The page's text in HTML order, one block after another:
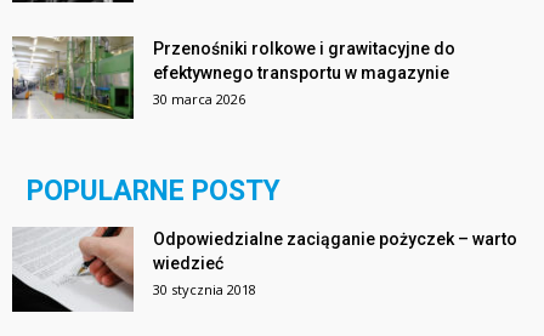
Przenośniki rolkowe i grawitacyjne do
efektywnego transportu w magazynie
30 marca 2026
POPULARNE POSTY
Odpowiedzialne zaciąganie pożyczek – warto
wiedzieć
30 stycznia 2018